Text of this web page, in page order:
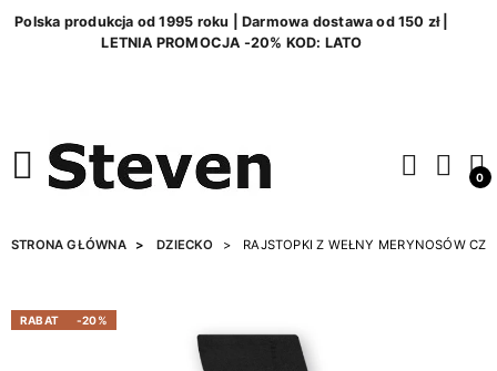
Polska produkcja od 1995 roku | Darmowa dostawa od 150 zł |
LETNIA PROMOCJA -20% KOD: LATO
0
STRONA GŁÓWNA DZIECKO RAJSTOPKI Z WEŁNY MERYNOSÓW
RABAT -20%